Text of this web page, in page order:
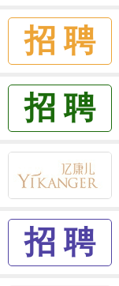
招 聘
招 聘
招 聘